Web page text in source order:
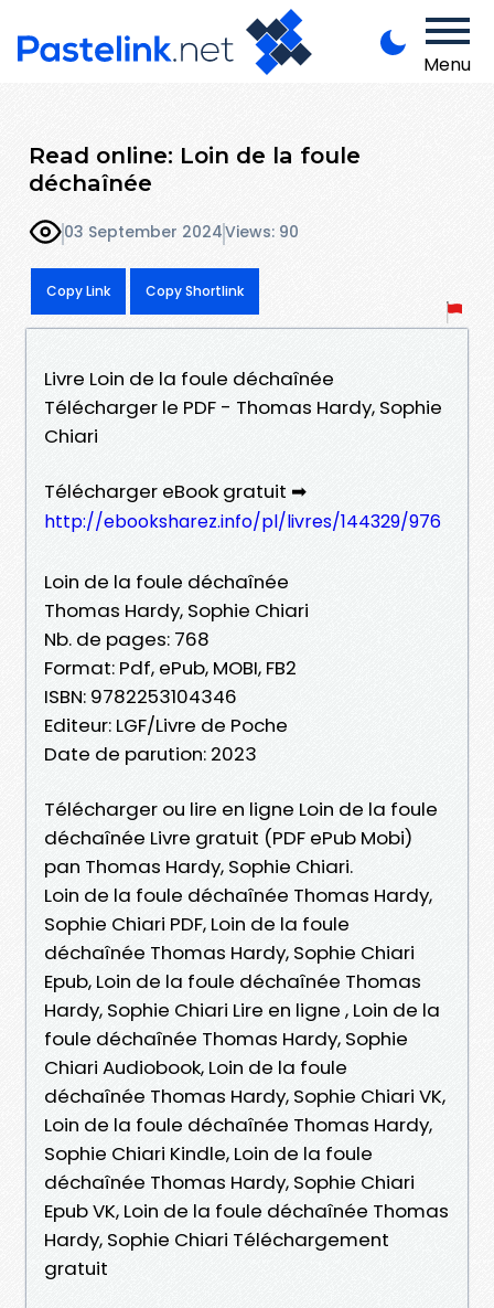
Menu
Read online: Loin de la foule
déchaînée
03 September 2024Views: 90
Copy Link Copy Shortlink
Livre Loin de la foule déchaînée
Télécharger le PDF - Thomas Hardy, Sophie
Chiari
Télécharger eBook gratuit ➡
http://ebooksharez.info/pl/livres/144329/976
Loin de la foule déchaînée
Thomas Hardy, Sophie Chiari
Nb. de pages: 768
Format: Pdf, ePub, MOBI, FB2
ISBN: 9782253104346
Editeur: LGF/Livre de Poche
Date de parution: 2023
Télécharger ou lire en ligne Loin de la foule
déchaînée Livre gratuit (PDF ePub Mobi)
pan Thomas Hardy, Sophie Chiari.
Loin de la foule déchaînée Thomas Hardy,
Sophie Chiari PDF, Loin de la foule
déchaînée Thomas Hardy, Sophie Chiari
Epub, Loin de la foule déchaînée Thomas
Hardy, Sophie Chiari Lire en ligne , Loin de la
foule déchaînée Thomas Hardy, Sophie
Chiari Audiobook, Loin de la foule
déchaînée Thomas Hardy, Sophie Chiari VK,
Loin de la foule déchaînée Thomas Hardy,
Sophie Chiari Kindle, Loin de la foule
déchaînée Thomas Hardy, Sophie Chiari
Epub VK, Loin de la foule déchaînée Thomas
Hardy, Sophie Chiari Téléchargement
gratuit